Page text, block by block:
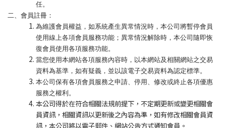
任。
二、會員註冊：
為維護會員權益，如系統產生異常情況時，本公司將暫停會員
使用線上各項會員服務功能；異常情況解除時，本公司隨即恢
復會員使用各項服務功能。
當您使用本網站各項服務內容時，以本網站及相關網站之交易
資料為基準，如有疑義，並以該電子交易資料為認定標準。
本公司保有各項會員服務之申請、停用、修改或終止各項優惠
服務之權利。
本公司得於在符合相關法規前提下，不定期更新或變更相關會
員資訊，相關資訊以更新後之內容為準，如有修改相關會員資
訊，本公司將以電子郵件、網站公告方式通知會員。